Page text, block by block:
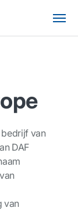
bedrijf van
DAF
van